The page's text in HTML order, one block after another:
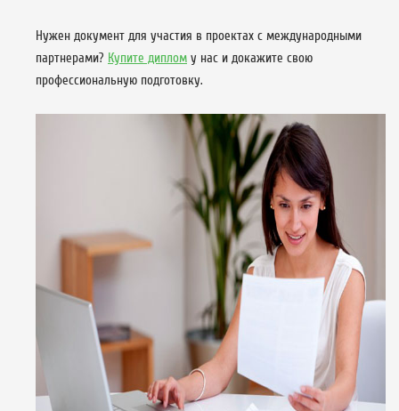
Нужен документ для участия в проектах с международными
партнерами? Купите диплом у нас и докажите свою
профессиональную подготовку.